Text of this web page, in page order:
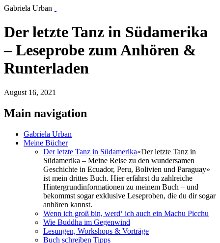
Gabriela Urban
Der letzte Tanz in Südamerika
– Leseprobe zum Anhören &
Runterladen
August 16, 2021
Main navigation
Gabriela Urban
Meine Bücher
Der letzte Tanz in Südamerika«Der letzte Tanz in
Südamerika – Meine Reise zu den wundersamen
Geschichte in Ecuador, Peru, Bolivien und Paraguay»
ist mein drittes Buch. Hier erfährst du zahlreiche
Hintergrundinformationen zu meinem Buch – und
bekommst sogar exklusive Leseproben, die du dir sogar
anhören kannst.
Wenn ich groß bin, werd‘ ich auch ein Machu Picchu
Wie Buddha im Gegenwind
Lesungen, Workshops & Vorträge
Buch schreiben Tipps